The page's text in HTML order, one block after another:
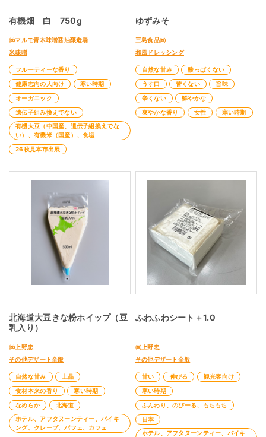
有機畑 白 750g
㈱マルモ青木味噌醤油醸造場
米味噌
フルーティーな香り
健康志向の人向け
寒い時期
オーガニック
遺伝子組み換えでない
有機大豆（中国産、遺伝子組換えでな
い）、有機米（国産）、食塩
26秋見本市出展
ゆずみそ
三島食品㈱
和風ドレッシング
自然な甘み
酸っぱくない
うす口
苦くない
旨味
辛くない
鮮やかな
爽やかな香り
女性 寒い時期
北海道大豆きな粉ホイップ（豆
乳入り）
㈱上野忠
その他デザート全般
自然な甘み
上品
食材本来の香り
寒い時期
なめらか
北海道
ホテル、アフタヌーンティー、バイキ
ング、クレープ、パフェ、カフェ
ふわふわシート＋1.0
㈱上野忠
その他デザート全般
甘い 伸びる
観光客向け
寒い時期
ふんわり、のびーる、もちもち
日本
ホテル、アフタヌーンティー、バイキ